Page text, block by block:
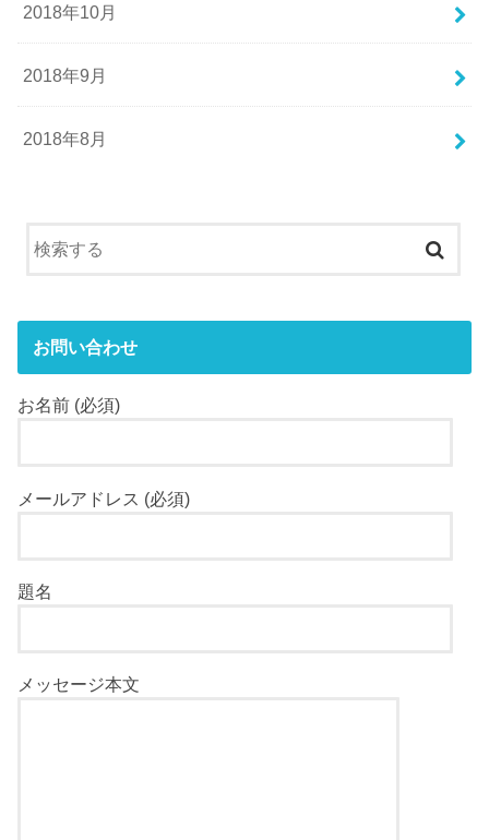
2018年10月
2018年9月
2018年8月
お問い合わせ
お名前 (必須)
メールアドレス (必須)
題名
メッセージ本文